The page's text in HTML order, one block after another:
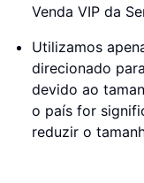
Venda VIP da
Utilizamos
direcionado
devido ao
o país for
reduzir o